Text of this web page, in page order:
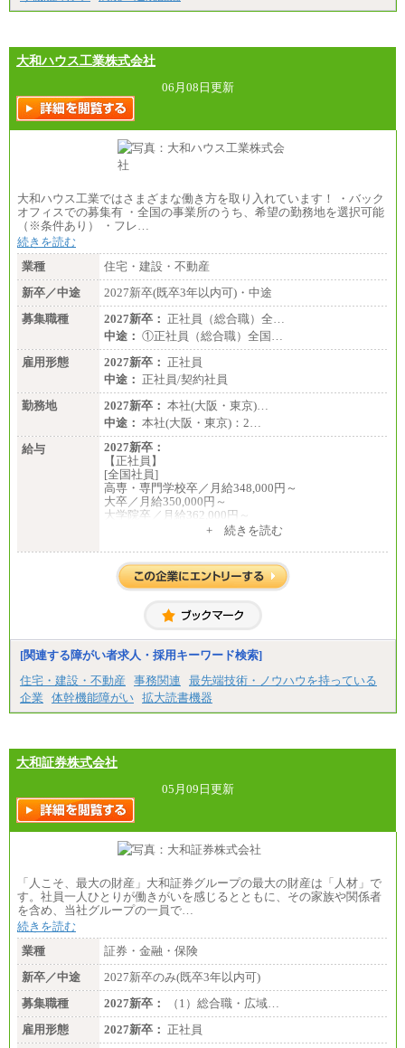
大和ハウス工業株式会社
06月08日更新
大和ハウス工業ではさまざまな働き方を取り入れています！ ・バック
オフィスでの募集有 ・全国の事業所のうち、希望の勤務地を選択可能
（※条件あり） ・フレ…
続きを読む
業種
住宅・建設・不動産
新卒／中途
2027新卒(既卒3年以内可)・中途
募集職種
2027新卒： 正社員（総合職）全…
中途： ①正社員（総合職）全国…
雇用形態
2027新卒： 正社員
中途： 正社員/契約社員
勤務地
2027新卒： 本社(大阪・東京)…
中途： 本社(大阪・東京)：2…
給与
2027新卒：
【正社員】
[全国社員]
高専・専門学校卒／月給348,000円～
大卒／月給350,000円～
大学院卒／月給362,000円～
[地域社員]月給295,000円～
【正社員】
[全国社員]月給348,000円～
[地域社員]月給295,000円～
【契約社員】月給200,000円～
+ 続きを読む
[関連する障がい者求人・採用キーワード検索]
住宅・建設・不動産
事務関連
最先端技術・ノウハウを持っている
企業
体幹機能障がい 拡大読書機器
大和証券株式会社
05月09日更新
「人こそ、最大の財産」大和証券グループの最大の財産は「人材」で
す。社員一人ひとりが働きがいを感じるとともに、その家族や関係者
を含め、当社グループの一員で…
続きを読む
業種
証券・金融・保険
新卒／中途
2027新卒のみ(既卒3年以内可)
募集職種
2027新卒：
（1）総合職・広域…
雇用形態
2027新卒： 正社員